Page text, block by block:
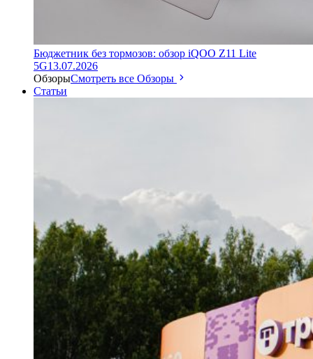
Бюджетник без тормозов: обзор iQOO Z11 Lite
5G13.07.2026
ОбзорыСмотреть все Обзоры
Статьи